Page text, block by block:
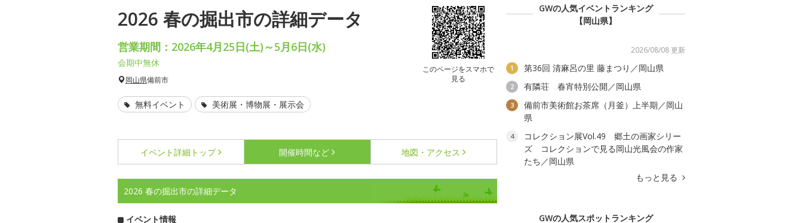
2026 春の掘出市の詳細データ
このページをスマホで
見る
営業期間：2026年4月25日(土)～5月6日(水)
会期中無休
岡山県備前市
無料イベント 美術展・博物展・展示会
イベント詳細 トップ 開催時間など 地図・アクセス
2026 春の掘出市の詳細データ
イベント情報
GWの人気イベントランキング
【岡山県】
2026/08/08 更新
1 第36回 清麻呂の里 藤まつり／岡山県
2 有隣荘 春宵特別公開／岡山県
3
備前市美術館お茶席（月釜）上半期／岡山
県
4
コレクション展Vol.49 郷土の画家シリー
ズ コレクションで見る岡山光風会の作家
たち／岡山県
もっと見る
GWの人気スポットランキング